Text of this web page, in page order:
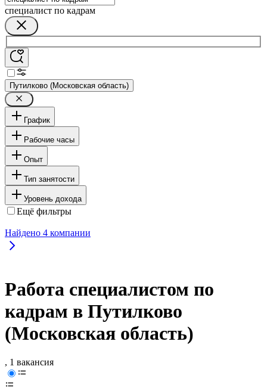
специалист по кадрам
Путилково (Московская область)
График
Рабочие часы
Опыт
Тип занятости
Уровень дохода
Ещё фильтры
Найдено 4 компании
Работа специалистом по
кадрам в Путилково
(Московская область)
, 1 вакансия